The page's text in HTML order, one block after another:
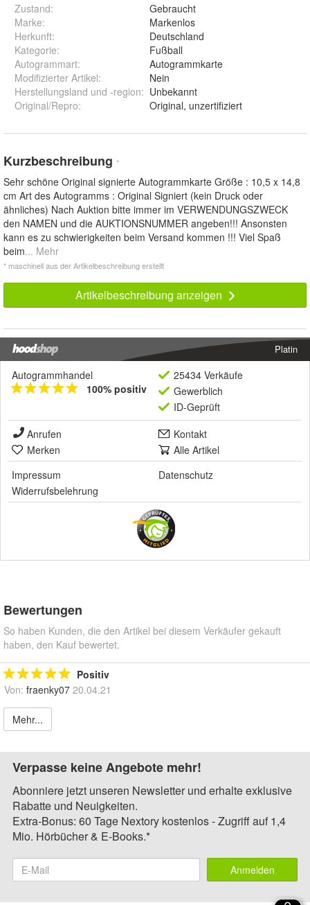
Zustand:
Gebraucht
Marke:
Markenlos
Herkunft:
Deutschland
Kategorie:
Fußball
Autogrammart:
Autogrammkarte
Modifizierter Artikel:
Nein
Herstellungsland und -region: Unbekannt
Original/Repro: Original, unzertifiziert
Kurzbeschreibung *
Sehr schöne Original signierte Autogrammkarte Größe : 10,5 x 14,8
cm Art des Autogramms : Original Signiert (kein Druck oder
ähnliches) Nach Auktion bitte immer im VERWENDUNGSZWECK
den NAMEN und die AUKTIONSNUMMER angeben!!! Ansonsten
kann es zu schwierigkeiten beim Versand kommen !!! Viel Spaß
beim... Mehr
* maschinell aus der Artikelbeschreibung erstellt
Artikelbeschreibung anzeigen
Platin
Autogrammhandel
100% positiv
25434 Verkäufe
Gewerblich
ID-Geprüft
Anrufen
Kontakt
Merken
Alle Artikel
Impressum
Datenschutz
Widerrufsbelehrung
Bewertungen
So haben Kunden, die den Artikel bei diesem Verkäufer gekauft
haben, den Kauf bewertet.
Positiv
Von: fraenky07 20.04.21
Mehr...
Verpasse keine Angebote mehr!
Abonniere jetzt unseren Newsletter und erhalte exklusive
Rabatte und Neuigkeiten.
Extra-Bonus: 60 Tage Nextory kostenlos - Zugriff auf 1,4
Mio. Hörbücher & E-Books.*
Anmelden